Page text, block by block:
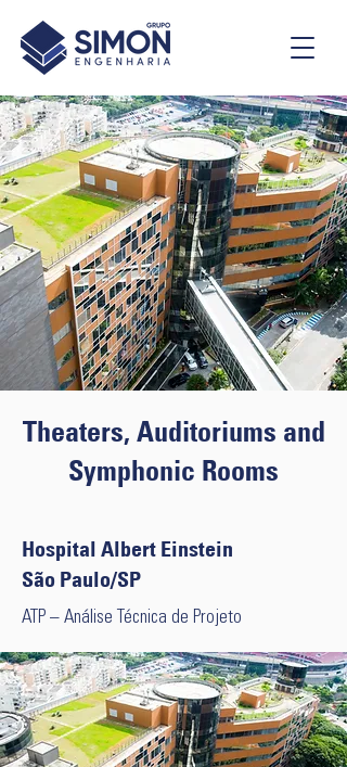
Theaters, Auditoriums and
Symphonic Rooms
Hospital Albert Einstein
São Paulo/SP
ATP – Análise Técnica de Projeto